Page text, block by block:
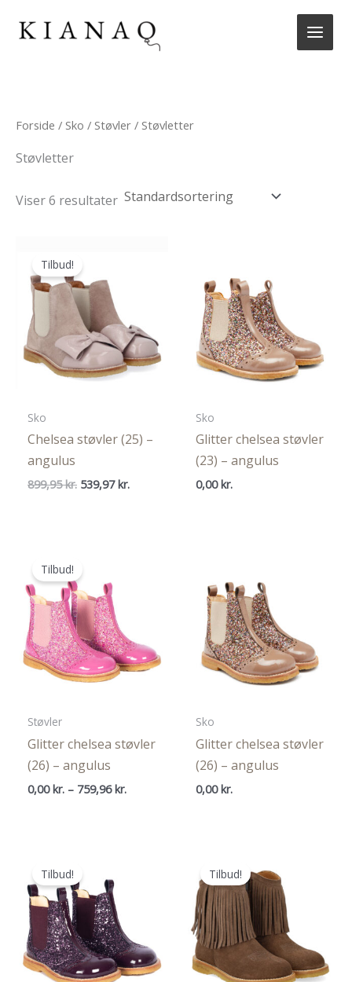
Forside / Sko / Støvler / Støvletter
Støvletter
Viser 6 resultater
Tilbud!
Sko
Chelsea støvler (25) –
angulus
899,95kr. Den
539,97 kr.Den
Sko
Glitter chelsea støvler
(23) – angulus
0,00 kr.
Tilbud!
Støvler
Glitter chelsea støvler
(26) – angulus
0,00kr. – 759,96kr.Prisinterval:
Sko
Glitter chelsea støvler
(26) – angulus
0,00kr.
Tilbud! Tilbud!